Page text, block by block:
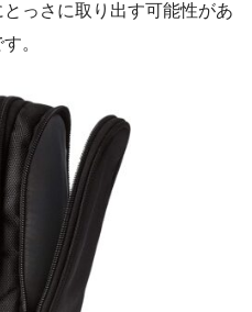
っさに取り出す可能性があ
。